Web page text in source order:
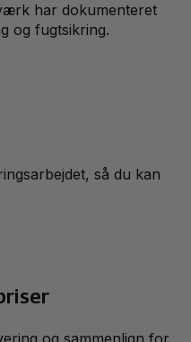
har dokumenteret
og fugtsikring.
så du kan
og sammenlign for